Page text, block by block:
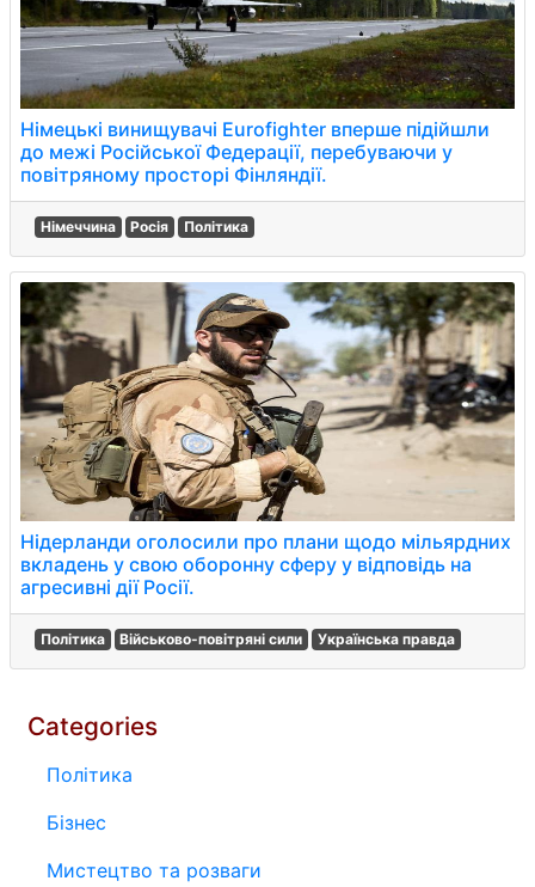
Німецькі винищувачі Eurofighter вперше підійшли
до межі Російської Федерації, перебуваючи у
повітряному просторі Фінляндії.
Німеччина Росія Політика
Нідерланди оголосили про плани щодо мільярдних
вкладень у свою оборонну сферу у відповідь на
агресивні дії Росії.
Політика Військово-повітряні сили Українська правда
Categories
Політика
Бізнес
Мистецтво та розваги